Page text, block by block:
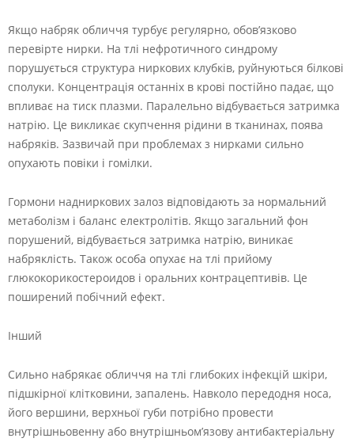
Якщо набряк обличчя турбує регулярно, обов’язково
перевірте нирки. На тлі нефротичного синдрому
порушується структура ниркових клубків, руйнуються білкові
сполуки. Концентрація останніх в крові постійно падає, що
впливає на тиск плазми. Паралельно відбувається затримка
натрію. Це викликає скупчення рідини в тканинах, поява
набряків. Зазвичай при проблемах з нирками сильно
опухають повіки і гомілки.
Гормони надниркових залоз відповідають за нормальний
метаболізм і баланс електролітів. Якщо загальний фон
порушений, відбувається затримка натрію, виникає
набряклість. Також особа опухає на тлі прийому
глюкокорикостероидов і оральних контрацептивів. Це
поширений побічний ефект.
Інший
Сильно набрякає обличчя на тлі глибоких інфекцій шкіри,
підшкірної клітковини, запалень. Навколо передодня носа,
його вершини, верхньої губи потрібно провести
внутрішньовенну або внутрішньом’язову антибактеріальну